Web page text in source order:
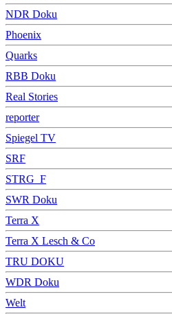
NDR Doku
Phoenix
Quarks
RBB Doku
Real Stories
reporter
Spiegel TV
SRF
STRG_F
SWR Doku
Terra X
Terra X Lesch & Co
TRU DOKU
WDR Doku
Welt